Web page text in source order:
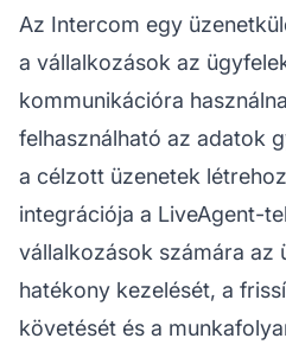
Az Intercom egy
a vállalkozások az
kommunikációra
felhasználható az adatok
a célzott üzenetek
integrációja a LiveAgent-
vállalkozások számára az
hatékony kezelését, a
követését és a